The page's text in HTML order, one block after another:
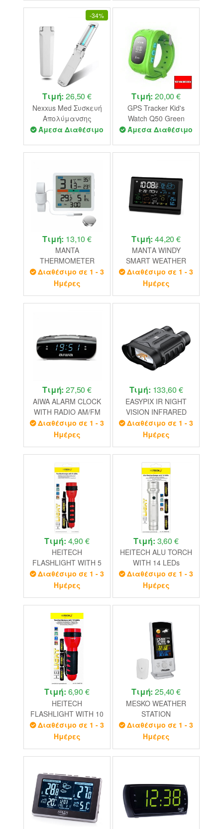
30 μέτρων (MS-174)
(Κίτρινο/Μαύρο/
Μπλε) (Bleached
Damaged Box)
-34%
Τιμή:26,50 €
Nexxus Med Συσκευή
Απολύμανσης
Προϊόντων UV
Άμεσα Διαθέσιμο
Τιμή:20,00 €
GPS Tracker Kid's
Watch Q50 Green
USED
Άμεσα Διαθέσιμο
Τιμή: 13,10 €
MANTA
THERMOMETER
WITH HYGROMETER
AND EXTERNAL
Διαθέσιμο σε 1 - 3
Ημέρες
Τιμή:44,20 €
ΜΑΝΤΑ WINDY
SMART WEATHER
STATION WITH TUYA
BLACK
Διαθέσιμο σε 1 - 3
Ημέρες
Τιμή:27,50 €
AIWA ALARM CLOCK
WITH RADIO AM/FM
BLACK
Διαθέσιμο σε 1 - 3
Ημέρες
Τιμή: 133,60 €
EASYPIX IR NIGHT
VISION INFRARED
BINOCULAR CAMERA
1080P/20MP
Διαθέσιμο σε 1 - 3
Ημέρες
Τιμή: 4,90 €
HEITECH
FLASHLIGHT WITH 5
LED LARGE 15 cm
INCL. BATTERY
Διαθέσιμο σε 1 - 3
Ημέρες
Τιμή: 3,60 €
HEITECH ALU TORCH
WITH 14 LEDs
Διαθέσιμο σε 1 - 3
Ημέρες
Τιμή: 6,90 €
HEITECH
FLASHLIGHT WITH 10
LED LARGE 19 cm
INCL. BATTERY
Διαθέσιμο σε 1 - 3
Ημέρες
Τιμή:25,40 €
MESKO WEATHER
STATION
Διαθέσιμο σε 1 - 3
Ημέρες